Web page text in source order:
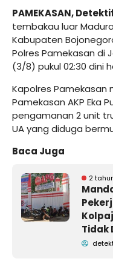
PAMEKASAN,
tembakau luar
Kabupaten
Polres Pamekasan di
(3/8) pukul 02:30 dini
Kapolres Pamekasan
Pamekasan AKP Eka
pengamanan 2 unit
UA yang diduga
Baca Juga
2
Tidak